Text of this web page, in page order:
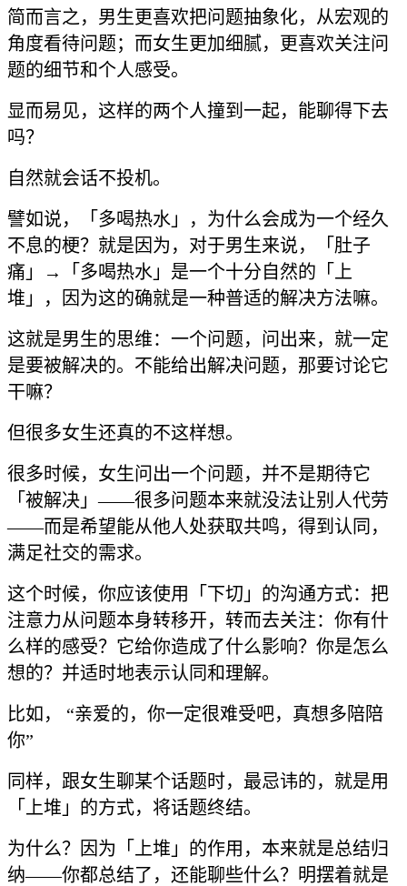
简而言之，男生更喜欢把问题抽象化，从宏观的
角度看待问题；而女生更加细腻，更喜欢关注问
题的细节和个人感受。
显而易见，这样的两个人撞到一起，能聊得下去
吗？
自然就会话不投机。
譬如说，「多喝热水」，为什么会成为一个经久
不息的梗？就是因为，对于男生来说，「肚子
痛」→「多喝热水」是一个十分自然的「上
堆」，因为这的确就是一种普适的解决方法嘛。
这就是男生的思维：一个问题，问出来，就一定
是要被解决的。不能给出解决问题，那要讨论它
干嘛？
但很多女生还真的不这样想。
很多时候，女生问出一个问题，并不是期待它
「被解决」——很多问题本来就没法让别人代劳
——而是希望能从他人处获取共鸣，得到认同，
满足社交的需求。
这个时候，你应该使用「下切」的沟通方式：把
注意力从问题本身转移开，转而去关注：你有什
么样的感受？它给你造成了什么影响？你是怎么
想的？并适时地表示认同和理解。
比如， “亲爱的，你一定很难受吧，真想多陪陪
你”
同样，跟女生聊某个话题时，最忌讳的，就是用
「上堆」的方式，将话题终结。
为什么？因为「上堆」的作用，本来就是总结归
纳——你都总结了，还能聊些什么？明摆着就是